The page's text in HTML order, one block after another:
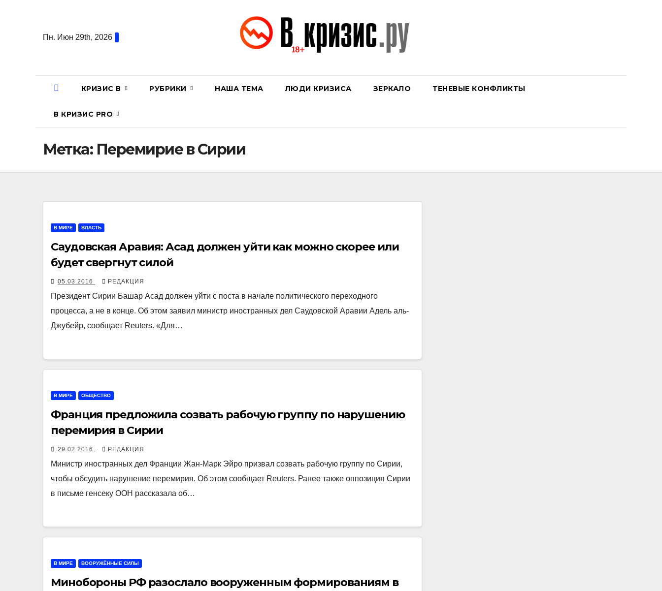
содержаниюПн. Июн 29th, 2026
КРИЗИС В РУБРИКИ НАША ТЕМА ЛЮДИ КРИЗИСА ЗЕРКАЛО ТЕНЕВЫЕ КОНФЛИКТЫ
В КРИЗИС PRO
Метка: Перемирие в Сирии
В МИРЕ ВЛАСТЬ
Саудовская Аравия: Асад должен уйти как можно скорее или
будет свергнут силой
05.03.2016 РЕДАКЦИЯ
Президент Сирии Башар Асад должен уйти с поста в начале политического переходного
процесса, а не в конце. Об этом заявил министр иностранных дел Саудовской Аравии Адель аль-
Джубейр, сообщает Reuters. «Для…
В МИРЕ ОБЩЕСТВО
Франция предложила созвать рабочую группу по нарушению
перемирия в Сирии
29.02.2016 РЕДАКЦИЯ
Министр иностранных дел Франции Жан-Марк Эйро призвал созвать рабочую группу по Сирии,
чтобы обсудить нарушение перемирия. Об этом сообщает Reuters. Ранее также оппозиция Сирии
в письме генсеку ООН рассказала об…
В МИРЕ ВООРУЖЁННЫЕ СИЛЫ
Минобороны РФ разослало вооруженным формированиям в